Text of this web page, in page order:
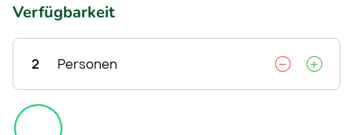
Verfügbarkeit
2 Personen